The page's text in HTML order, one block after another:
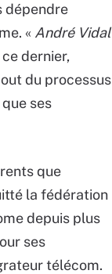
dépendre
« André Vidal
dernier,
du processus
ses
que
la fédération
depuis plus
ses
télécom.